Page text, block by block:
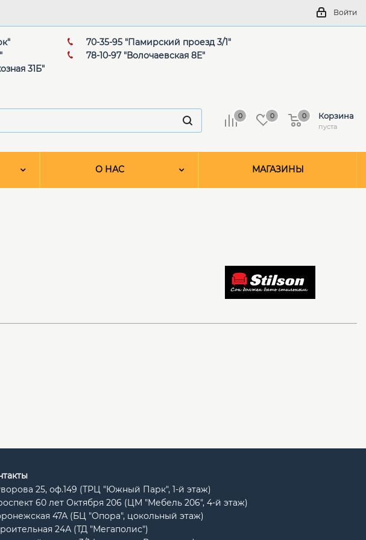
Войти
31Б"
70-35-95 "Памирский проезд 3/1"
78-10-97 "Волочаевская 8Е"
0 0 Корзина
пуста
0
О НАС МАГАЗИНЫ
25, оф.149 (ТРЦ "Южный Парк", 1-й этаж)
60 лет Октября 206 (ЦМ "Мебель 206", 4-й этаж)
47А (БЦ "Опора", цокольный этаж)
24А (ТД "Мегаполис")